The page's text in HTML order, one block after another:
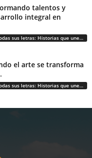
talentos y
integral en
Provincia del Huasco con todas sus letras: Historias que unen cultura, diversidad e identidad
el arte se transforma
Provincia del Huasco con todas sus letras: Historias que unen cultura, diversidad e identidad